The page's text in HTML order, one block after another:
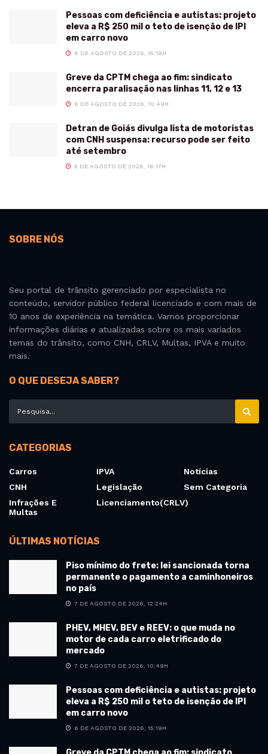
Pessoas com deficiência e autistas: projeto
eleva a R$ 250 mil o teto de isenção de IPI
em carro novo
6 DE AGOSTO DE 2026, 15:19H
Greve da CPTM chega ao fim: sindicato
encerra paralisação nas linhas 11, 12 e 13
6 DE AGOSTO DE 2026, 10:49H
Detran de Goiás divulga lista de motoristas
com CNH suspensa: recurso pode ser feito
até setembro
5 DE AGOSTO DE 2026, 16:17H
SOBRE NÓS
Seu portal de trânsito gerenciado por especialista no
conteúdo, servidor público federal licenciado e com mais de
10 anos de experiência na temática. Vamos proporcionar
informações diárias e atualizadas sobre os mais variados
temas do trânsito, como CNH, CRLV, Multas, IPVA e muito
mais.
O QUE DESEJA SABER?
CATEGORIAS
Carros
CNH
Infrações E
Multas
IPVA
Legislação
Licenciamento(CRLV)
Notícias
Sem Categoria
ÚLTIMAS NOTÍCIAS
Piso mínimo do frete: lei sancionada torna
permanente o pagamento a caminhoneiros
no país
7 DE AGOSTO DE 2026, 12:24H
PHEV, MHEV, BEV e REEV: o que muda no
motor de cada carro eletrificado do
mercado
7 DE AGOSTO DE 2026, 10:49H
Pessoas com deficiência e autistas: projeto
eleva a R$ 250 mil o teto de isenção de IPI
em carro novo
6 DE AGOSTO DE 2026, 15:19H